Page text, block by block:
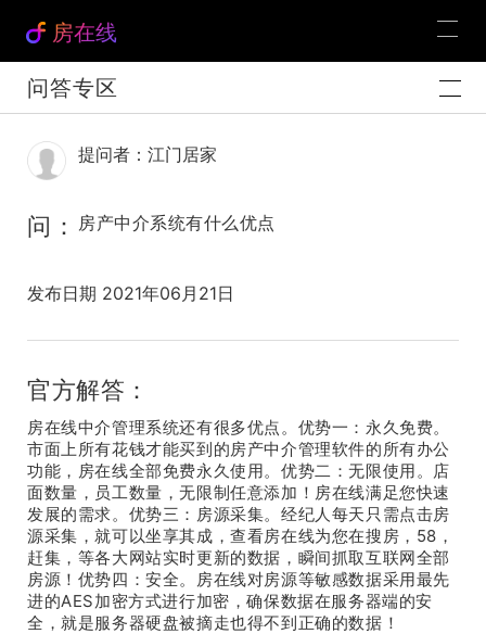
房在线
问答专区
提问者：江门居家
问： 房产中介系统有什么优点
发布日期 2021年06月21日
官方解答：
房在线中介管理系统还有很多优点。优势一：永久免费。
市面上所有花钱才能买到的房产中介管理软件的所有办公
功能，房在线全部免费永久使用。优势二：无限使用。店
面数量，员工数量，无限制任意添加！房在线满足您快速
发展的需求。优势三：房源采集。经纪人每天只需点击房
源采集，就可以坐享其成，查看房在线为您在搜房，58，
赶集，等各大网站实时更新的数据，瞬间抓取互联网全部
房源！优势四：安全。房在线对房源等敏感数据采用最先
进的AES加密方式进行加密，确保数据在服务器端的安
全，就是服务器硬盘被摘走也得不到正确的数据！